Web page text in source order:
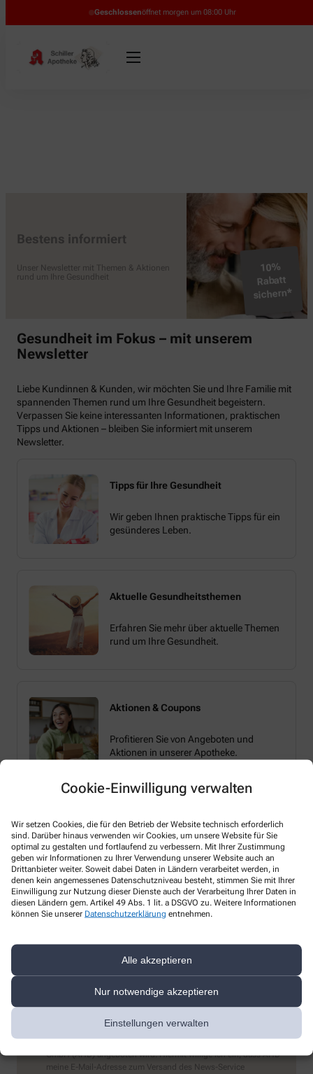
Cookie-Einwilligung verwalten
Wir setzen Cookies, die für den Betrieb der Website technisch erforderlich
sind. Darüber hinaus verwenden wir Cookies, um unsere Website für Sie
optimal zu gestalten und fortlaufend zu verbessern. Mit Ihrer Zustimmung
geben wir Informationen zu Ihrer Verwendung unserer Website auch an
Drittanbieter weiter. Soweit dabei Daten in Ländern verarbeitet werden, in
denen kein angemessenes Datenschutzniveau besteht, stimmen Sie mit Ihrer
Einwilligung zur Nutzung dieser Dienste auch der Verarbeitung Ihrer Daten in
diesen Ländern gem. Artikel 49 Abs. 1 lit. a DSGVO zu. Weitere Informationen
können Sie unserer Datenschutzerklärung entnehmen.
Alle akzeptieren
Nur notwendige akzeptieren
Einstellungen verwalten
Geschlossenöffnet morgen um 08:00 Uhr
Bestens informiert
Unser Newsletter mit Themen & Aktionen
rund um Ihre Gesundheit
10%
Rabatt
sichern*
Gesundheit im Fokus – mit unserem
Newsletter
Liebe Kundinnen & Kunden, wir möchten Sie und Ihre Familie mit
spannenden Themen rund um Ihre Gesundheit begeistern.
Verpassen Sie keine interessanten Informationen, praktischen
Tipps und Aktionen – bleiben Sie informiert mit unserem
Newsletter.
Tipps für Ihre Gesundheit
Wir geben Ihnen praktische Tipps für ein
gesünderes Leben.
Aktuelle Gesundheitsthemen
Erfahren Sie mehr über aktuelle Themen
rund um Ihre Gesundheit.
Aktionen & Coupons
Profitieren Sie von Angeboten und
Aktionen in unserer Apotheke.
Melden Sie sich hier an und sichern Sie sich
Ihren 10% Gutschein* für unsere Apotheke
Ich möchte den im Namen meiner Apotheke versandten News-
Service abonnieren, der von der Alliance Healthcare Deutschland
GmbH (AHD) angeboten wird. Hiermit willige ich ein, dass AHD
meine E-Mail-Adresse zum Versand des News-Service